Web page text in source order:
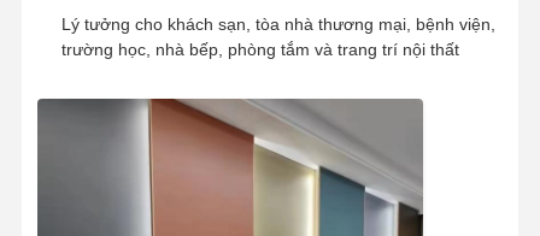
Lý tưởng cho khách sạn, tòa nhà thương mại, bệnh viện,
trường học, nhà bếp, phòng tắm và trang trí nội thất